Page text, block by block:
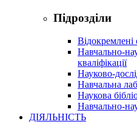
Підрозділи
Відокремлені
Навчально-
кваліфікації
Науково-
Навчальна
Наукова
Навчально-
ДІЯЛЬНІСТЬ